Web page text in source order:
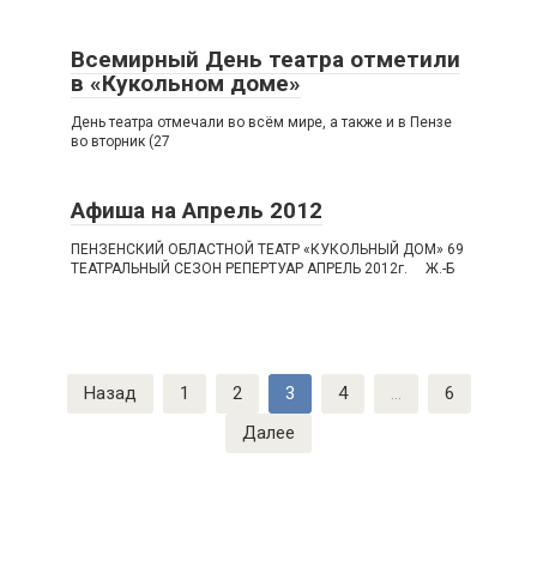
Всемирный День театра‎ отметили
в «Кукольном доме»
День театра отмечали во всём мире, а также и в Пензе
во вторник (27
Афиша на Апрель 2012
ПЕНЗЕНСКИЙ ОБЛАСТНОЙ ТЕАТР «КУКОЛЬНЫЙ ДОМ» 69
ТЕАТРАЛЬНЫЙ СЕЗОН РЕПЕРТУАР АПРЕЛЬ 2012г. Ж.-Б
Пагинация
записей
Назад 1 2 3 4 …
6
Далее